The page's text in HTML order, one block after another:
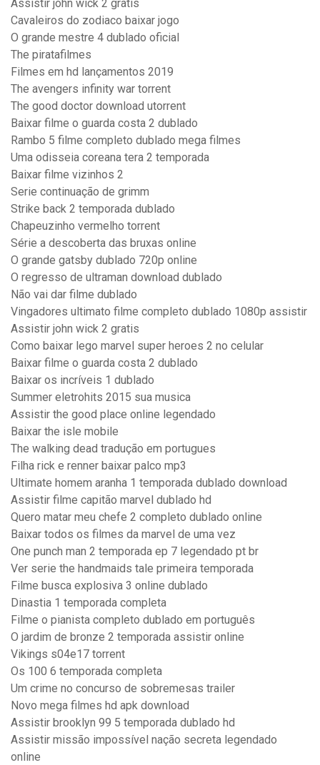
Assistir john wick 2 gratis
Cavaleiros do zodiaco baixar jogo
O grande mestre 4 dublado oficial
The piratafilmes
Filmes em hd lançamentos 2019
The avengers infinity war torrent
The good doctor download utorrent
Baixar filme o guarda costa 2 dublado
Rambo 5 filme completo dublado mega filmes
Uma odisseia coreana tera 2 temporada
Baixar filme vizinhos 2
Serie continuação de grimm
Strike back 2 temporada dublado
Chapeuzinho vermelho torrent
Série a descoberta das bruxas online
O grande gatsby dublado 720p online
O regresso de ultraman download dublado
Não vai dar filme dublado
Vingadores ultimato filme completo dublado 1080p assistir
Assistir john wick 2 gratis
Como baixar lego marvel super heroes 2 no celular
Baixar filme o guarda costa 2 dublado
Baixar os incríveis 1 dublado
Summer eletrohits 2015 sua musica
Assistir the good place online legendado
Baixar the isle mobile
The walking dead tradução em portugues
Filha rick e renner baixar palco mp3
Ultimate homem aranha 1 temporada dublado download
Assistir filme capitão marvel dublado hd
Quero matar meu chefe 2 completo dublado online
Baixar todos os filmes da marvel de uma vez
One punch man 2 temporada ep 7 legendado pt br
Ver serie the handmaids tale primeira temporada
Filme busca explosiva 3 online dublado
Dinastia 1 temporada completa
Filme o pianista completo dublado em português
O jardim de bronze 2 temporada assistir online
Vikings s04e17 torrent
Os 100 6 temporada completa
Um crime no concurso de sobremesas trailer
Novo mega filmes hd apk download
Assistir brooklyn 99 5 temporada dublado hd
Assistir missão impossível nação secreta legendado
online